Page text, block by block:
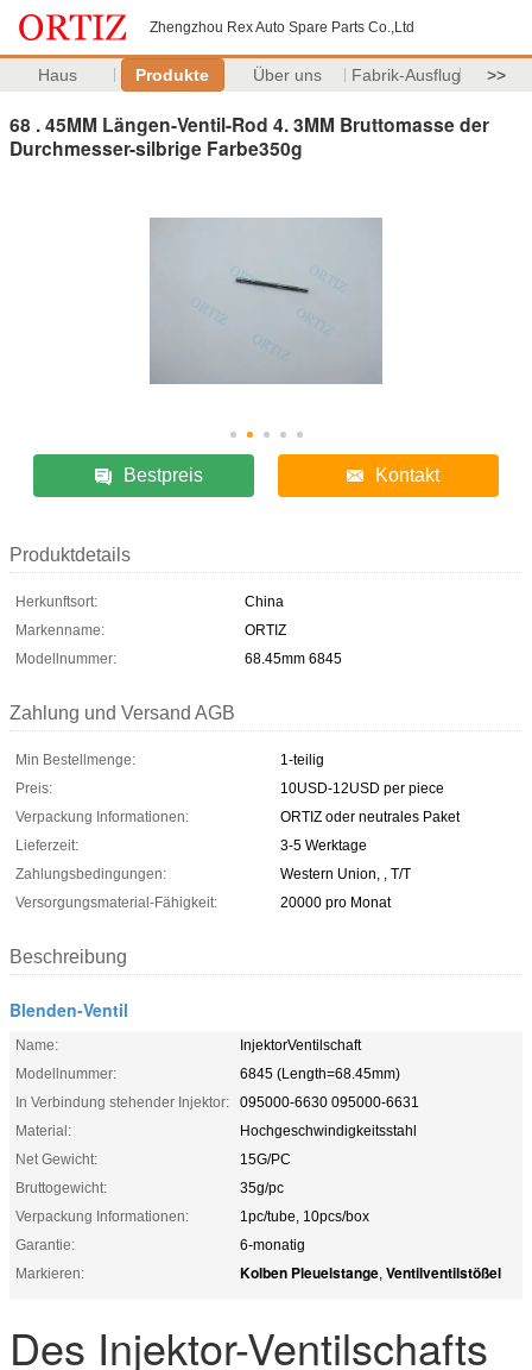
Zhengzhou Rex Auto Spare Parts Co.,Ltd
Haus Produkte Über uns Fabrik-Ausflug >>
68 . 45MM Längen-Ventil-Rod 4. 3MM Bruttomasse der
Durchmesser-silbrige Farbe350g
Bestpreis Kontakt
Produktdetails
Herkunftsort:
China
Markenname:
ORTIZ
Modellnummer:
68.45mm 6845
Zahlung und Versand AGB
Min Bestellmenge:
1-teilig
Preis:
10USD-12USD per piece
Verpackung Informationen:
ORTIZ oder neutrales Paket
Lieferzeit:
3-5 Werktage
Zahlungsbedingungen:
Western Union, , T/T
Versorgungsmaterial-Fähigkeit:
20000 pro Monat
Beschreibung
Blenden-Ventil
Name:
InjektorVentilschaft
Modellnummer:
6845 (Length=68.45mm)
In Verbindung stehender Injektor:
095000-6630 095000-6631
Material:
Hochgeschwindigkeitsstahl
Net Gewicht:
15G/PC
Bruttogewicht:
35g/pc
Verpackung Informationen:
1pc/tube, 10pcs/box
Garantie:
6-monatig
Markieren:
Kolben Pleuelstange, Ventilventilstößel
Des Injektor-Ventilschafts